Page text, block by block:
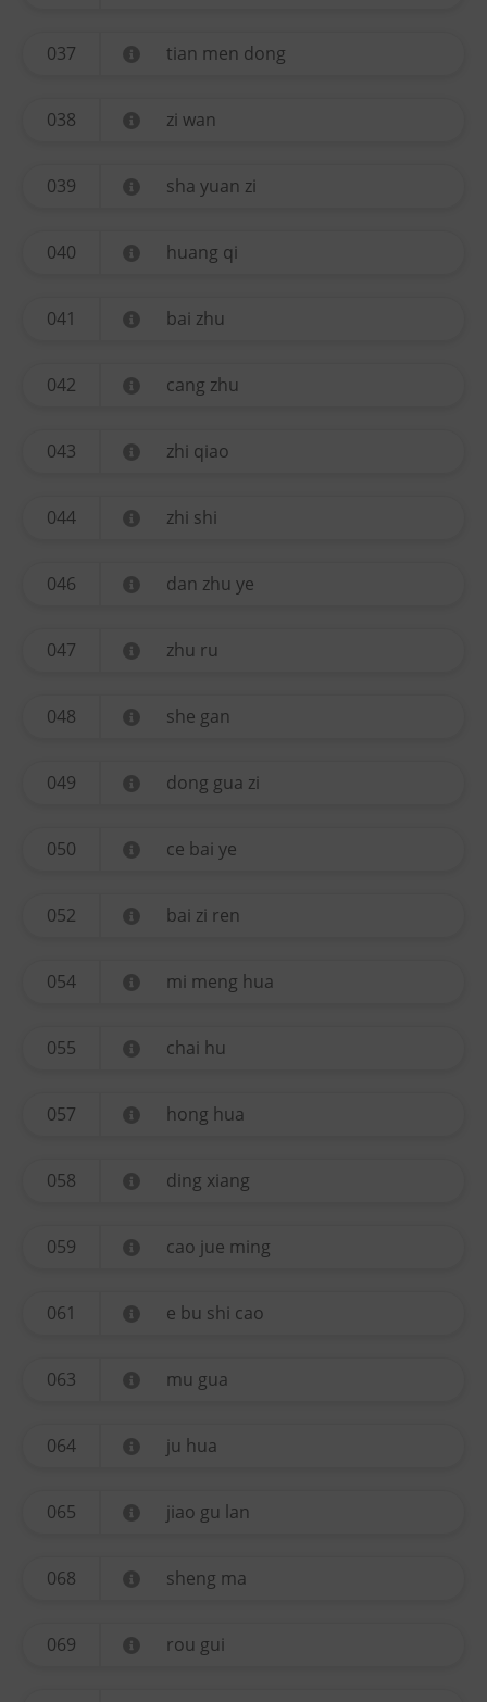
037 tian men dong
038 zi wan
039 sha yuan zi
040 huang qi
041 bai zhu
042 cang zhu
043 zhi qiao
044 zhi shi
046 dan zhu ye
047 zhu ru
048 she gan
049 dong gua zi
050 ce bai ye
052 bai zi ren
054 mi meng hua
055 chai hu
057 hong hua
058 ding xiang
059 cao jue ming
061 e bu shi cao
063 mu gua
064 ju hua
065 jiao gu lan
068 sheng ma
069 rou gui